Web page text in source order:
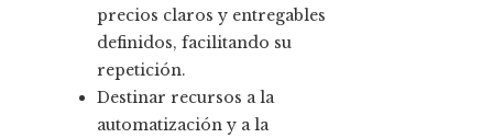
precios claros y entregables
definidos, facilitando su
repetición.
Destinar recursos a la
automatización y a la